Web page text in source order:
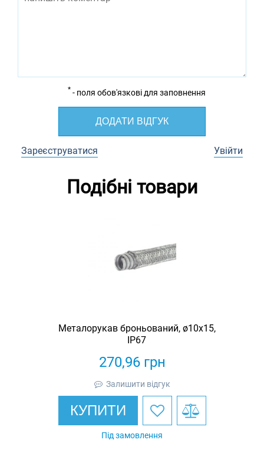
* - поля обов'язкові для заповнення
ДОДАТИ ВІДГУК
Зареєструватися Увійти
Подібні товари
Металорукав броньований, ø10х15,
IP67
270,96грн
Залишити відгук
КУПИТИ
Під замовлення